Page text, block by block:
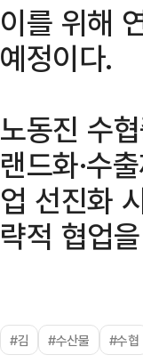
이를 위해
예정이다.
노동진 수
랜드화·수
업 선진화
략적 협업
#김 #수산물 #수협